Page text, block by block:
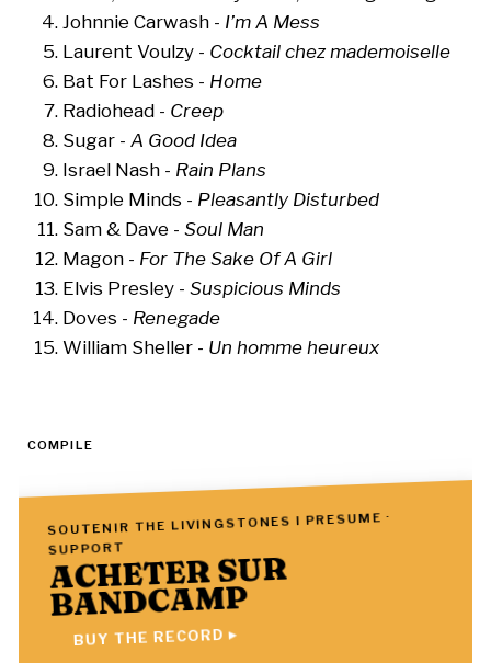
Johnnie Carwash - I’m A Mess
Laurent Voulzy - Cocktail chez mademoiselle
Bat For Lashes - Home
Radiohead - Creep
Sugar - A Good Idea
Israel Nash - Rain Plans
Simple Minds - Pleasantly Disturbed
Sam & Dave - Soul Man
Magon - For The Sake Of A Girl
Elvis Presley - Suspicious Minds
Doves - Renegade
William Sheller - Un homme heureux
COMPILE
SOUTENIR THE LIVINGSTONES I PRESUME ·
SUPPORT
ACHETER SUR
BANDCAMP
BUY THE RECORD ▸